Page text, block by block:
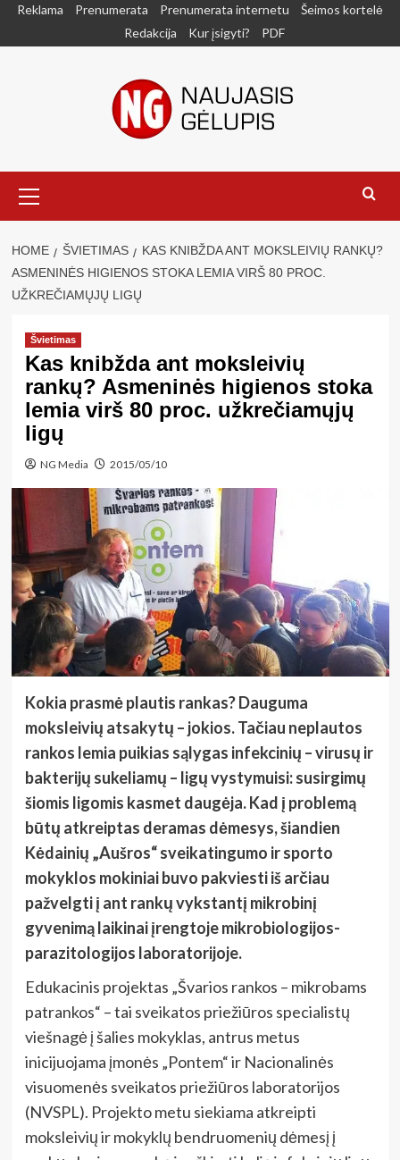
SkipReklama Prenumerata Prenumerata internetu
Šeimos kortelė
Redakcija
Kur įsigyti? PDF
Menu
HOME ŠVIETIMAS
KAS KNIBŽDA ANT MOKSLEIVIŲ RANKŲ?
ASMENINĖS HIGIENOS STOKA LEMIA VIRŠ 80 PROC.
UŽKREČIAMŲJŲ LIGŲ
Švietimas
Kas knibžda ant moksleivių
rankų? Asmeninės higienos stoka
lemia virš 80 proc. užkrečiamųjų
ligų
NG Media 2015/05/10
Kokia prasmė plautis rankas? Dauguma
moksleivių atsakytų – jokios. Tačiau neplautos
rankos lemia puikias sąlygas infekcinių – virusų ir
bakterijų sukeliamų – ligų vystymuisi: susirgimų
šiomis ligomis kasmet daugėja. Kad į problemą
būtų atkreiptas deramas dėmesys, šiandien
Kėdainių „Aušros“ sveikatingumo ir sporto
mokyklos mokiniai buvo pakviesti iš arčiau
pažvelgti į ant rankų vykstantį mikrobinį
gyvenimą laikinai įrengtoje mikrobiologijos-
parazitologijos laboratorijoje.
Edukacinis projektas „Švarios rankos – mikrobams
patrankos“ – tai sveikatos priežiūros specialistų
viešnagė į šalies mokyklas, antrus metus
inicijuojama įmonės „Pontem“ ir Nacionalinės
visuomenės sveikatos priežiūros laboratorijos
(NVSPL). Projekto metu siekiama atkreipti
moksleivių ir mokyklų bendruomenių dėmesį į